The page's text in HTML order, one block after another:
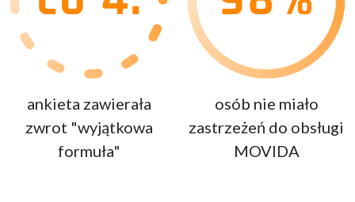
ankieta zawierała
zwrot "wyjątkowa
formuła"
osób nie miało
zastrzeżeń do obsługi
MOVIDA